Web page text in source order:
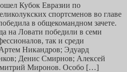
Кубок Евразии по
спортсменов во главе
в общекомандном зачете.
на Ловати победили в семи
так и среди
Никандров; Эдуард
Денис Смирнов; Алексей
Миронов. Особо […]